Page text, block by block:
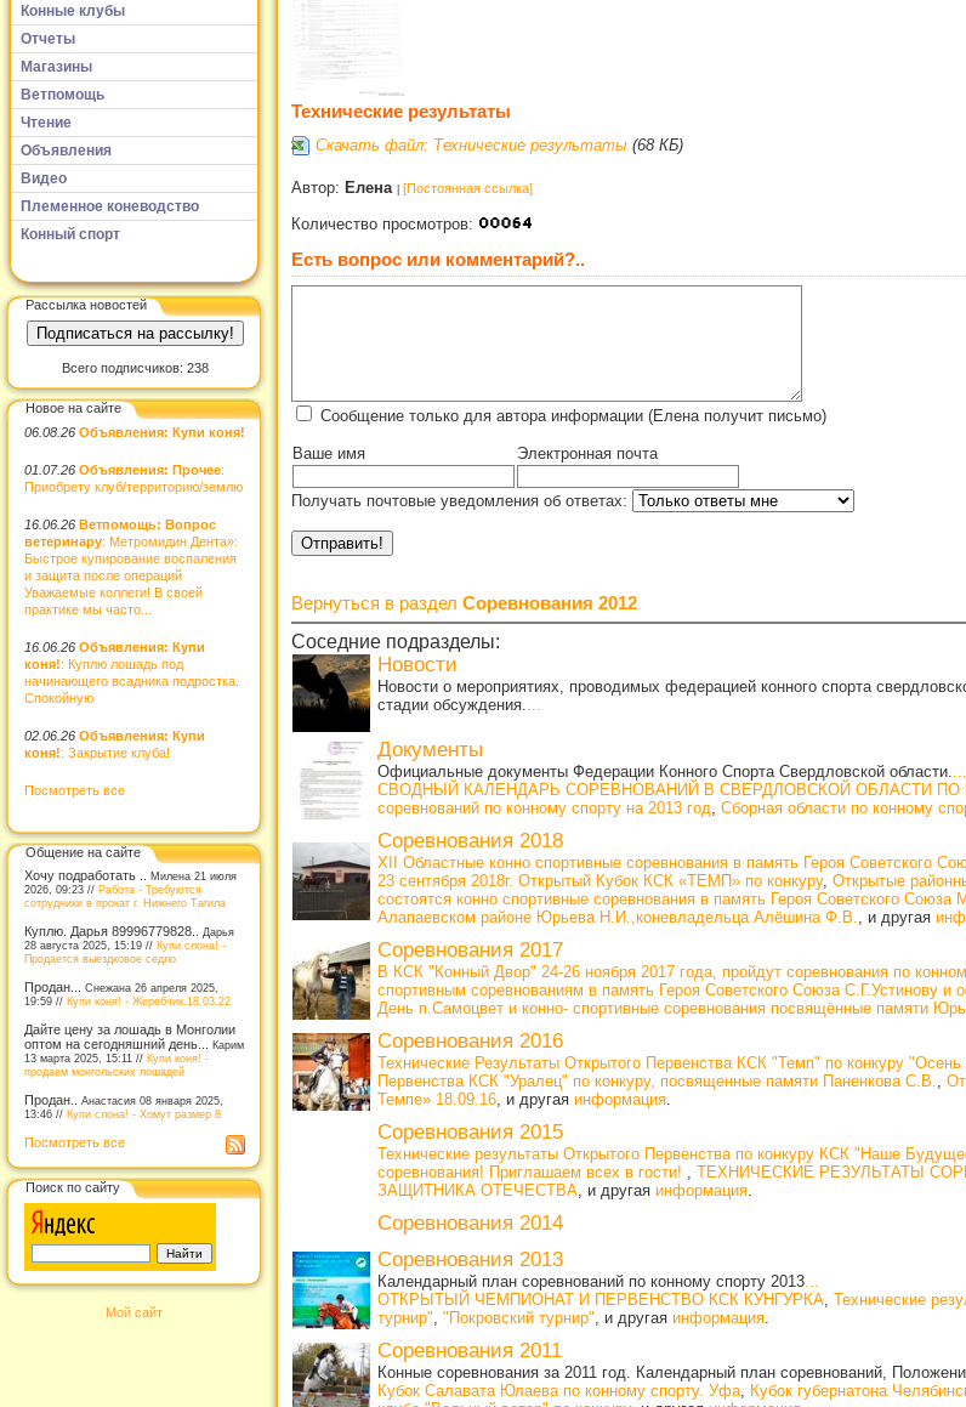
Конные клубы
Отчеты
Магазины
Ветпомощь
Чтение
Объявления
Видео
Племенное коневодство
Конный спорт
Рассылка новостей
Всего подписчиков: 238
Новое на сайте
06.08.26 Объявления: Купи коня!
01.07.26 Объявления: Прочее:
Приобрету клуб/территорию/землю
16.06.26 Ветпомощь: Вопрос
ветеринару: Метромидин Дента»:
Быстрое купирование воспаления
и защита после операций
Уважаемые коллеги! В своей
практике мы часто...
16.06.26 Объявления: Купи
коня!: Куплю лошадь под
начинающего всадника подростка.
Спокойную
02.06.26 Объявления: Купи
коня!: Закрытие клуба!
Посмотреть все
Общение на сайте
Хочу подработать .. Милена 21 июля
2026, 09:23 // Работа - Требуются
сотрудники в прокат г. Нижнего Тагила
Куплю. Дарья 89996779828..
Дарья
28 августа 2025, 15:19 // Купи слона! -
Продается выездковое седло
Продан... Снежана 26 апреля 2025,
19:59 // Купи коня! - Жеребчик.18.03.22
Дайте цену за лошадь в Монголии
оптом на сегодняшний день... Карим
13 марта 2025, 15:11 // Купи коня! -
продаем монгольских лошадей
Продан.. Анастасия 08 января 2025,
13:46 // Купи слона! - Хомут размер 8
Посмотреть все
Поиск по сайту
Мой сайт
Технические результаты
Скачать файл: Технические результаты (68 КБ)
Автор: Елена [Постоянная ссылка]
Количество просмотров:
Есть вопрос или комментарий?..
Сообщение только для автора информации (Елена получит письмо)
Ваше имя Электронная почта
Получать почтовые уведомления об ответах:
Вернуться в раздел Соревнования 2012
Соседние подразделы:
Новости
Новости о мероприятиях, проводимых федерацией конного спорта
стадии обсуждения....
Документы
Официальные документы Федерации Конного Спорта Свердловской области....
СВОДНЫЙ КАЛЕНДАРЬ СОРЕВНОВАНИЙ В СВЕРДЛОВСКОЙ ОБЛАСТИ ПО
соревнований по конному спорту на 2013 год, Сборная области по конному
Соревнования 2018
XII Областные конно спортивные соревнования в память Героя Советского
23 сентября 2018г. Открытый Кубок КСК «ТЕМП» по конкуру, Открытые
состоятся конно спортивные соревнования в память Героя Советского
Алапаевском районе Юрьева Н.И.,коневладельца Алёшина Ф.В., и другая
Соревнования 2017
В КСК "Конный Двор" 24-26 ноября 2017 года, пройдут соревнования по
спортивным соревнованиям в память Героя Советского Союза С.Г.Устинову и
День п.Самоцвет и конно- спортивные соревнования посвящённые памяти
Соревнования 2016
Технические Результаты Открытого Первенства КСК "Темп" по конкуру
Первенства КСК "Уралец" по конкуру, посвященные памяти Паненкова С.В.,
Темпе» 18.09.16, и другая информация.
Соревнования 2015
Технические результаты Открытого Первенства по конкуру КСК "Наше
соревнования! Приглашаем всех в гости! , ТЕХНИЧЕСКИЕ РЕЗУЛЬТАТЫ
ЗАЩИТНИКА ОТЕЧЕСТВА, и другая информация.
Соревнования 2014
Соревнования 2013
Календарный план соревнований по конному спорту 2013...
ОТКРЫТЫЙ ЧЕМПИОНАТ И ПЕРВЕНСТВО КСК КУНГУРКА, Технические
турнир", "Покровский турнир", и другая информация.
Соревнования 2011
Конные соревнования за 2011 год. Календарный план соревнований,
Кубок Салавата Юлаева по конному спорту. Уфа, Кубок губернатона